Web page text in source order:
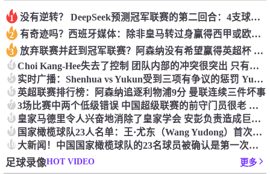
1 没有逆转？ DeepSeek预测冠军联赛的第二回合：4支球队在第一回合中获胜 枪手输了
2 有奇迹吗？西班牙媒体：除非皇马转过身赢得西甲或欧洲冠军
3 放弃联赛并赶到冠军联赛？阿森纳没有希望赢得英超杯 赢得欧洲冠军的可能性
4 Choi Kang-Hee失去了控制 团队内部的冲突很突出 只有一个人可以从水火中拯救崔孔
5 实时广播：Shenhua vs Yukun受到三项有争议的惩罚 Yukun将向中国足球联合会提出投诉
6 英超联赛排行榜：阿森纳追逐利物浦9分 曼联连续三件坏事
7 3场比赛中两个低级错误 中国超级联赛的前守门员很老 是时候让位了 最好的继任者出现
8 皇家马德里令人兴奋地消除了皇家学会 安彭负责造成巨大的灾难！
9 国家橄榄球队23人名单：王·尤东（Wang Yudong）首次被选为第11名 塞吉尼奥（Serginho）在名单上
10 大新闻！中国国家橄榄球队的23名球员被确认是第一次进入阵容
足球录像HOT VIDEO 更多